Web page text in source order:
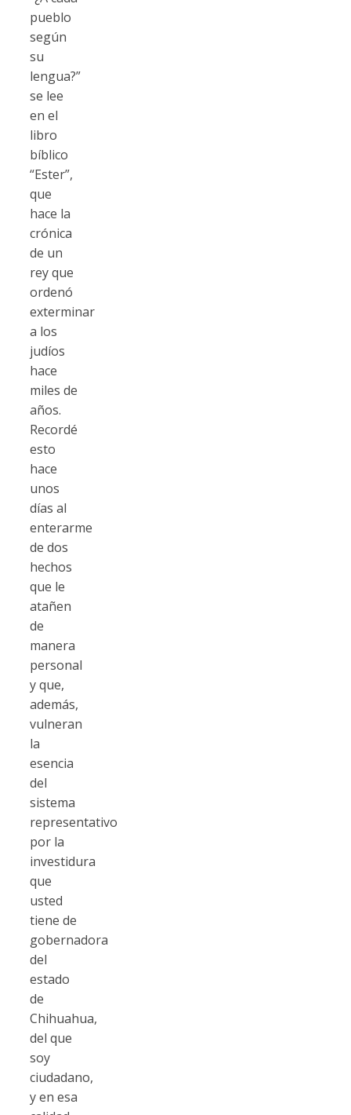
pueblo
según
su
lengua?”
se lee
en el
libro
bíblico
“Ester”,
que
hace la
crónica
de un
rey que
ordenó
exterminar
a los
judíos
hace
miles de
años.
Recordé
esto
hace
unos
días al
enterarme
de dos
hechos
que le
atañen
de
manera
personal
y que,
además,
vulneran
la
esencia
del
sistema
representativo
por la
investidura
que
usted
tiene de
gobernadora
del
estado
de
Chihuahua,
del que
soy
ciudadano,
y en esa